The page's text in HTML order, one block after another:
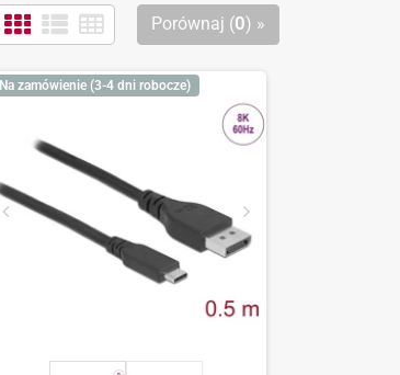
Porównaj (0) »
Na zamówienie (3-4 dni robocze)